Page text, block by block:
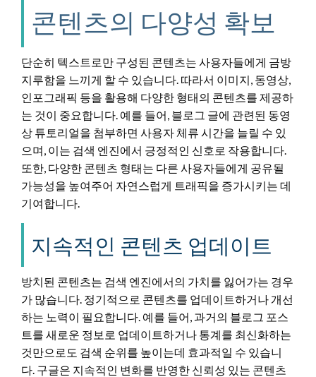
콘텐츠의 다양성 확보
단순히 텍스트로만 구성된 콘텐츠는 사용자들에게 금방
지루함을 느끼게 할 수 있습니다. 따라서 이미지, 동영상,
인포그래픽 등을 활용해 다양한 형태의 콘텐츠를 제공하
는 것이 중요합니다. 예를 들어, 블로그 글에 관련된 동영
상 튜토리얼을 첨부하면 사용자 체류 시간을 늘릴 수 있
으며, 이는 검색 엔진에서 긍정적인 신호로 작용합니다.
또한, 다양한 콘텐츠 형태는 다른 사용자들에게 공유될
가능성을 높여주어 자연스럽게 트래픽을 증가시키는 데
기여합니다.
지속적인 콘텐츠 업데이트
방치된 콘텐츠는 검색 엔진에서의 가치를 잃어가는 경우
가 많습니다. 정기적으로 콘텐츠를 업데이트하거나 개선
하는 노력이 필요합니다. 예를 들어, 과거의 블로그 포스
트를 새로운 정보로 업데이트하거나 통계를 최신화하는
것만으로도 검색 순위를 높이는데 효과적일 수 있습니
다. 구글은 지속적인 변화를 반영한 신뢰성 있는 콘텐츠